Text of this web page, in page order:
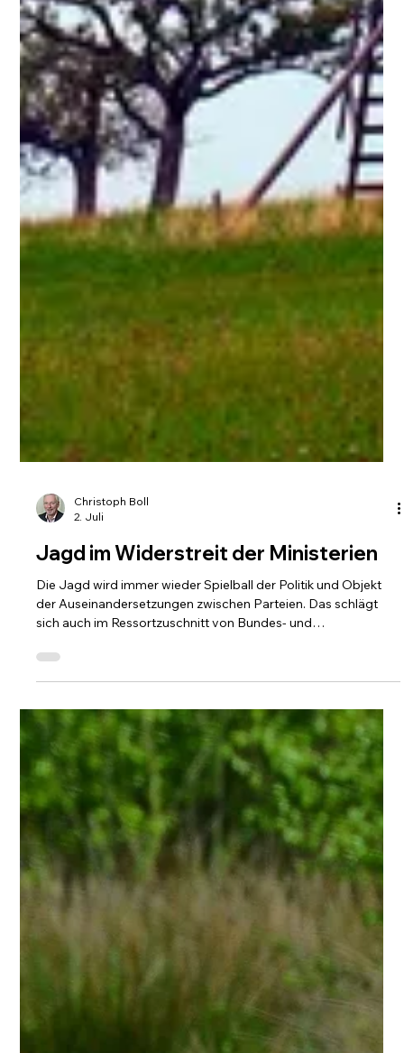
Christoph Boll
2. Juli
Jagd im Widerstreit der Ministerien
Die Jagd wird immer wieder Spielball der Politik und Objekt
der Auseinandersetzungen zwischen Parteien. Das schlägt
Rudolpho Duba / pixelio.de Veränderte politische
Konstellationen führen gelegentlich dazu, dass ein gerade erst
novelliertes Jagdgesetz erneut geändert werden soll. Das
erleben gerade die Niedersachsen. Dort ist vor vier Jahren ein
Jagdgesetz verabschiedet wor